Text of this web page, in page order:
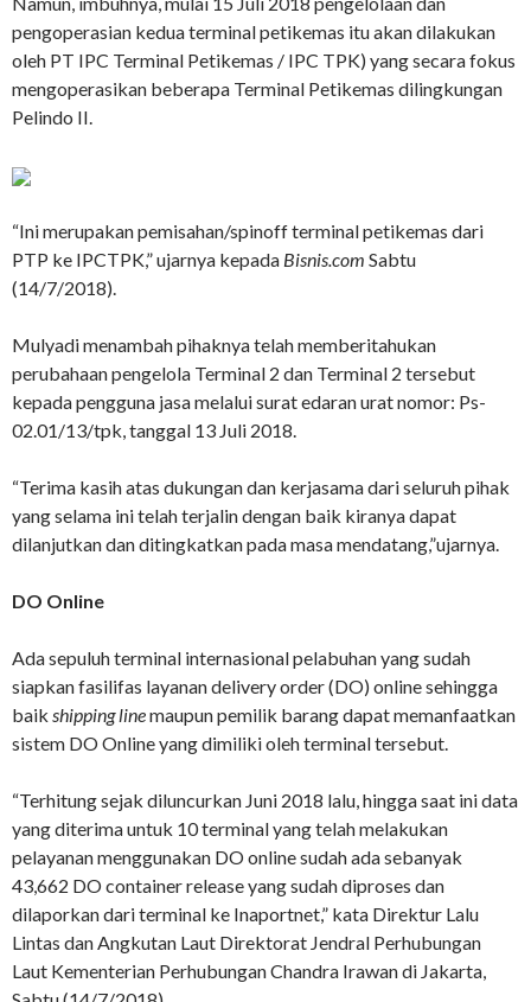
pengoperasian kedua terminal petikemas itu akan dilakukan
oleh PT IPC Terminal Petikemas / IPC TPK) yang secara fokus
mengoperasikan beberapa Terminal Petikemas dilingkungan
Pelindo II.
“Ini merupakan pemisahan/spinoff terminal petikemas dari
PTP ke IPCTPK,” ujarnya kepada Bisnis.com Sabtu
(14/7/2018).
Mulyadi menambah pihaknya telah memberitahukan
perubahaan pengelola Terminal 2 dan Terminal 2 tersebut
kepada pengguna jasa melalui surat edaran urat nomor: Ps-
02.01/13/tpk, tanggal 13 Juli 2018.
“Terima kasih atas dukungan dan kerjasama dari seluruh pihak
yang selama ini telah terjalin dengan baik kiranya dapat
dilanjutkan dan ditingkatkan pada masa mendatang,”ujarnya.
DO Online
Ada sepuluh terminal internasional pelabuhan yang sudah
siapkan fasilifas layanan delivery order (DO) online sehingga
baik shipping linemaupun pemilik barang dapat memanfaatkan
sistem DO Online yang dimiliki oleh terminal tersebut.
“Terhitung sejak diluncurkan Juni 2018 lalu, hingga saat ini data
yang diterima untuk 10 terminal yang telah melakukan
pelayanan menggunakan DO online sudah ada sebanyak
43,662 DO container release yang sudah diproses dan
dilaporkan dari terminal ke Inaportnet,” kata Direktur Lalu
Lintas dan Angkutan Laut Direktorat Jendral Perhubungan
Laut Kementerian Perhubungan Chandra Irawan di Jakarta,